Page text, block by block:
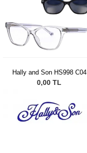
Hally and Son HS998 C04
0,00 TL